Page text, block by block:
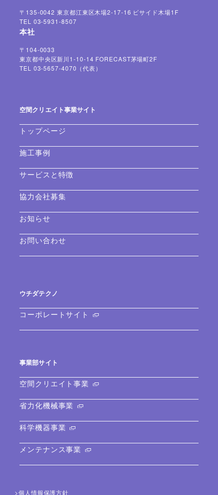
〒135-0042 東京都江東区木場2-17-16 ビサイド木場1F
TEL 03-5931-8507
本社
〒104-0033
東京都中央区新川1-10-14 FORECAST茅場町2F
TEL 03-5657-4070（代表）
空間クリエイト事業サイト
トップページ
施工事例
サービスと特徴
協力会社募集
お知らせ
お問い合わせ
ウチダテクノ
コーポレートサイト
事業部サイト
空間クリエイト事業
省力化機械事業
科学機器事業
メンテナンス事業
個人情報保護方針